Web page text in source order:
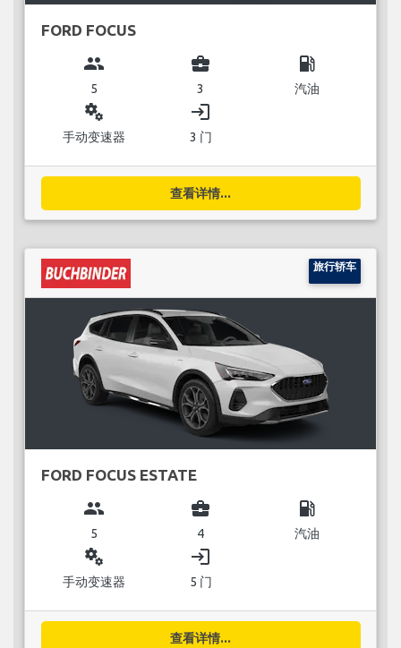
FORD FOCUS
group
5
business_center
3
local_gas_station
汽油
miscellaneous_services
手动变速器
login
3 门
查看详情...
旅行轿车
FORD FOCUS ESTATE
group
5
business_center
4
local_gas_station
汽油
miscellaneous_services
手动变速器
login
5 门
查看详情...